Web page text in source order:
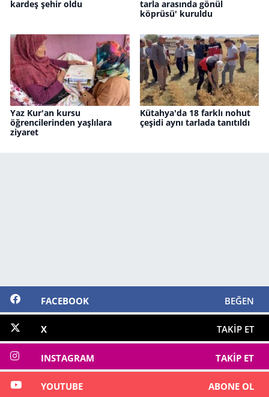
kardeş şehir oldu
tarla arasında gönül
köprüsü' kuruldu
Yaz Kur'an kursu
öğrencilerinden yaşlılara
ziyaret
Kütahya'da 18 farklı nohut
çeşidi aynı tarlada tanıtıldı
FACEBOOK BEĞEN
X TAKIP ET
INSTAGRAM TAKIP ET
YOUTUBE ABONE OL